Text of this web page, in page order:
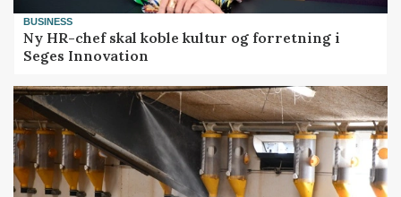
BUSINESS
Ny HR-chef skal koble kultur og forretning i
Seges Innovation